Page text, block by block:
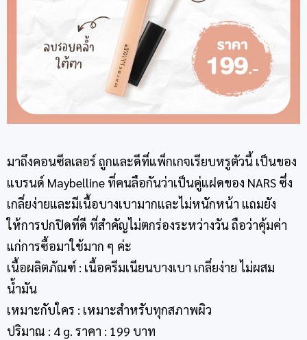
มาถึงคอนซีลเลอร์ ถูกและดีที่แพ็กเกจเรียบหรูตัวนี้ เป็นของ
แบรนด์ Maybelline ที่คนลือกันว่าเป็นคู่แฝดของ NARS ซึ่ง
เกลี่ยง่ายและมีเนื้อบางเบามากและไม่หนักหน้า แถมยัง
ให้การปกปิดที่ดี ที่สำคัญไม่ตกร่องระหว่างวัน ถือว่าคุ้มค่า
แก่การซื้อมาใช้มาก ๆ ค่ะ
เนื้อผลิตภัณฑ์ : เนื้อครีมเนียนบางเบา เกลี่ยง่าย ไม่ผสม
น้ำมัน
เหมาะกับใคร : เหมาะสำหรับทุกสภาพผิว
ปริมาณ : 4 g. ราคา : 199 บาท